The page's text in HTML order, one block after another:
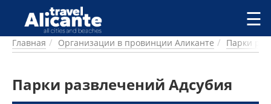
Перейти к основному содержанию
ГОРОДА
ПИТАНИЕ
ПРОЖИВАНИЕ
☰
Главная Организации в провинции Аликанте Парки
Парки развлечений Адсубия